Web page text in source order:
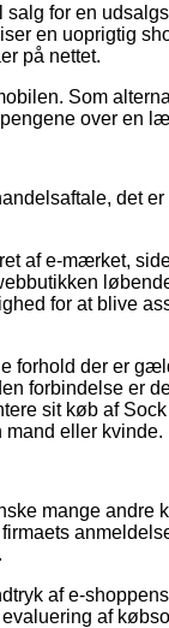
for en
en uoprigtig
på nettet.
Som
over en
det
af e-mærket,
for at blive
forhold der er
forbindelse er
sit køb af
mand eller kvinde.
mange andre
af e-
af